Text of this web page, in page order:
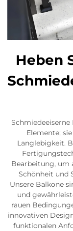
Heben
Elemente;
Langlebigkeit.
Bearbeitung, um
Schönheit und
Unsere Balkone
und
rauen
innovativen
funktionalen